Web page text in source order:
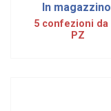
In
5 confezioni da
PZ